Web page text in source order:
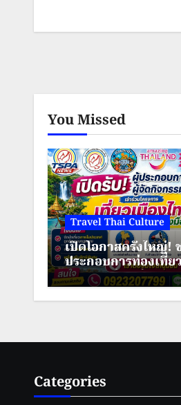
You Missed
Travel Thai Culture
เปิดโอกาสครั้งใหญ่!
ประกอบการท่องเที่ย
ประเทศ ร่วมสร้างพ
เคลื่อนเศรษฐกิจชุมช
Categories